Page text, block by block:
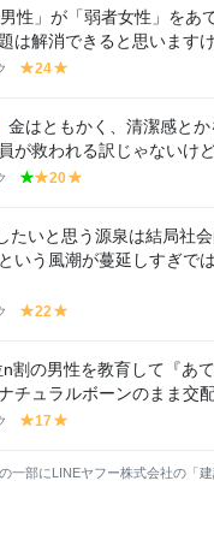
lo
w
lo
w
男性」が「弱者女性」を
は解消できると思います
y
lo
w
24
lo
w
金はともかく、清潔感と
が救われる訳じゃないけ
g
e
e
y
lo
w
20
lo
w
たいと思う源泉は結局社
いう風潮が蔓延しすぎで
y
lo
w
22
lo
w
n割の男性を教育して『あ
チュラルボーンのまま交
y
lo
17
lo
一部にLINEヤフー株式会社の「